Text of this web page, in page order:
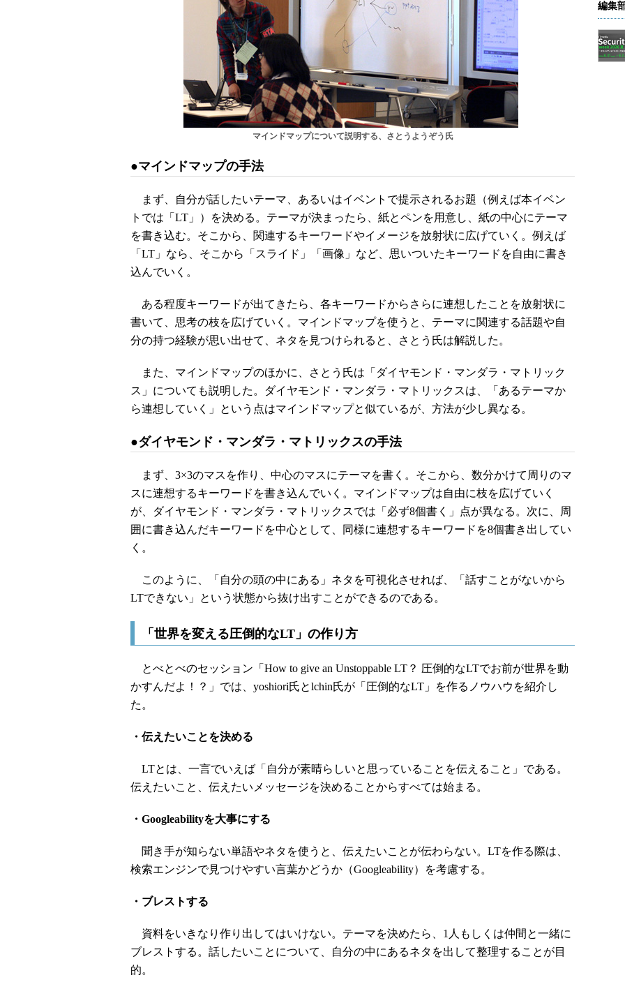
マインドマップについて説明する、さとうようぞう氏
●マインドマップの手法
まず、自分が話したいテーマ、あるいはイベントで提示されるお題（例えば本イベン
トでは「LT」）を決める。テーマが決まったら、紙とペンを用意し、紙の中心にテーマ
を書き込む。そこから、関連するキーワードやイメージを放射状に広げていく。例えば
「LT」なら、そこから「スライド」「画像」など、思いついたキーワードを自由に書き
込んでいく。
ある程度キーワードが出てきたら、各キーワードからさらに連想したことを放射状に
書いて、思考の枝を広げていく。マインドマップを使うと、テーマに関連する話題や自
分の持つ経験が思い出せて、ネタを見つけられると、さとう氏は解説した。
また、マインドマップのほかに、さとう氏は「ダイヤモンド・マンダラ・マトリック
ス」についても説明した。ダイヤモンド・マンダラ・マトリックスは、「あるテーマか
ら連想していく」という点はマインドマップと似ているが、方法が少し異なる。
●ダイヤモンド・マンダラ・マトリックスの手法
まず、3×3のマスを作り、中心のマスにテーマを書く。そこから、数分かけて周りのマ
スに連想するキーワードを書き込んでいく。マインドマップは自由に枝を広げていく
が、ダイヤモンド・マンダラ・マトリックスでは「必ず8個書く」点が異なる。次に、周
囲に書き込んだキーワードを中心として、同様に連想するキーワードを8個書き出してい
く。
このように、「自分の頭の中にある」ネタを可視化させれば、「話すことがないから
LTできない」という状態から抜け出すことができるのである。
「世界を変える圧倒的なLT」の作り方
とべとべのセッション「How to give an Unstoppable LT？ 圧倒的なLTでお前が世界を動
かすんだよ！？」では、yoshiori氏とlchin氏が「圧倒的なLT」を作るノウハウを紹介し
た。
・伝えたいことを決める
LTとは、一言でいえば「自分が素晴らしいと思っていることを伝えること」である。
伝えたいこと、伝えたいメッセージを決めることからすべては始まる。
・Googleabilityを大事にする
聞き手が知らない単語やネタを使うと、伝えたいことが伝わらない。LTを作る際は、
検索エンジンで見つけやすい言葉かどうか（Googleability）を考慮する。
・ブレストする
資料をいきなり作り出してはいけない。テーマを決めたら、1人もしくは仲間と一緒に
ブレストする。話したいことについて、自分の中にあるネタを出して整理することが目
的。
編集